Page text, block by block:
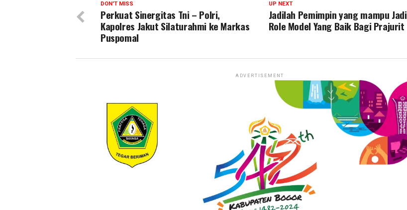
UP NEXT
Jadilah Pemimpin yang mampu Jadi
Role Model Yang Baik Bagi Prajurit
DON'T MISS
Perkuat Sinergitas Tni – Polri,
Kapolres Jakut Silaturahmi ke Markas
Puspomal
ADVERTISEMENT